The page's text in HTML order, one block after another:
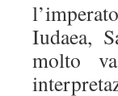
Iudaea,
molto